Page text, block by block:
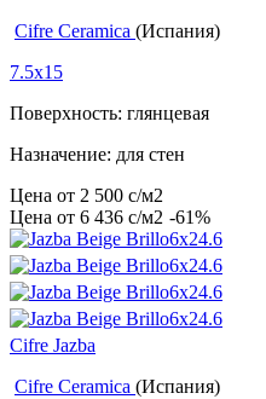
Cifre Ceramica (Испания)
7.5x15
Поверхность: глянцевая
Назначение: для стен
Цена от 2 500 c/м2
Цена от 6 436 c/м2 -61%
Cifre Jazba
Cifre Ceramica (Испания)